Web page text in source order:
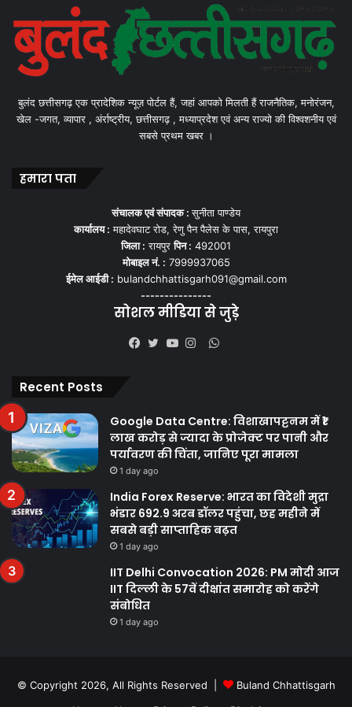
बुलंद छत्तीसगढ़ एक प्रादेशिक न्यूज़ पोर्टल हैं, जहां आपको मिलती हैं राजनैतिक, मनोरंजन,
खेल -जगत, व्यापार , अंर्राष्ट्रीय, छत्तीसगढ़ , मध्याप्रदेश एवं अन्य राज्यो की विश्वशनीय एवं
सबसे प्रथम खबर ।
हमारा पता
संचालक एवं संपादक :सुनीता पाण्डेय
कार्यालय : महादेवघाट रोड, रेणु पैन पैलेस के पास, रायपुरा
जिला : रायपुरपिन : 492001
मोबाइल नं. : 7999937065
ईमेल आईडी : bulandchhattisgarh091@gmail.com
---------------
सोशल मीडिया से जुड़े
WhatsApp
Recent Posts
Google Data Centre: विशाखापट्टनम में ₹1
लाख करोड़ से ज्यादा के प्रोजेक्ट पर पानी और
पर्यावरण की चिंता, जानिए पूरा मामला
1 day ago
India Forex Reserve: भारत का विदेशी मुद्रा
भंडार 692.9 अरब डॉलर पहुंचा, छह महीने में
सबसे बड़ी साप्ताहिक बढ़त
1 day ago
IIT Delhi Convocation 2026: PM मोदी आज
IIT दिल्ली के 57वें दीक्षांत समारोह को करेंगे
संबोधित
1 day ago
© Copyright 2026, All Rights Reserved |
Buland Chhattisgarh